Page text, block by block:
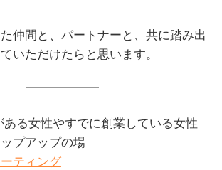
仲間と、パートナーと、共に踏み出
いただけたらと思います。
る女性やすでに創業している女性
プアップの場
ティング